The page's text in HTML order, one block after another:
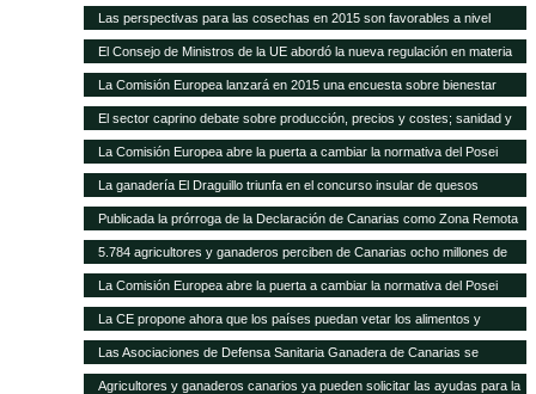
para cereales y oleaginosas
Las perspectivas para las cosechas en 2015 son favorables a nivel
mundial, pero persisten puntos críticos de inseguridad alimentaria
El Consejo de Ministros de la UE abordó la nueva regulación en materia
de sanidad animal
La Comisión Europea lanzará en 2015 una encuesta sobre bienestar
animal
El sector caprino debate sobre producción, precios y costes; sanidad y
comercialización
La Comisión Europea abre la puerta a cambiar la normativa del Posei
La ganadería El Draguillo triunfa en el concurso insular de quesos
Publicada la prórroga de la Declaración de Canarias como Zona Remota
a efectos de la eliminación de subproductos SANDACH hasta junio de
2018
5.784 agricultores y ganaderos perciben de Canarias ocho millones de
euros en ayudas adicionales POSEI
La Comisión Europea abre la puerta a cambiar la normativa del Posei
La CE propone ahora que los países puedan vetar los alimentos y
piensos transgénicos
Las Asociaciones de Defensa Sanitaria Ganadera de Canarias se
reunirán anualmente en la Feria de Fuerteventura
Agricultores y ganaderos canarios ya pueden solicitar las ayudas para la